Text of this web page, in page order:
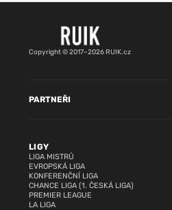
Copyright © 2017–2026 RUIK.cz
LIGY
LIGA MISTRŮ
EVROPSKÁ LIGA
KONFERENČNÍ LIGA
CHANCE LIGA (1. ČESKÁ LIGA)
PREMIER LEAGUE
LA LIGA
PARTNEŘI